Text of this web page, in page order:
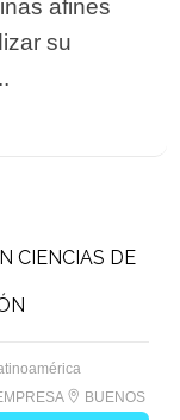
afines
su
CIENCIAS DE
BUENOS